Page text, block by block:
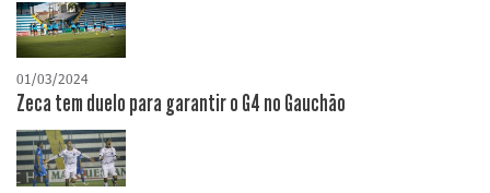
01/03/2024
Zeca tem duelo para garantir o G4 no Gauchão